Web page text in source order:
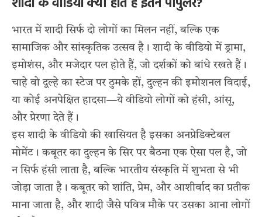
भारत में शादी सिर्फ दो लोगों का मिलन नहीं, बल्कि एक
सामाजिक और सांस्कृतिक उत्सव है। शादी के वीडियो में ड्रामा,
इमोशंस, और मजेदार पल होते हैं, जो दर्शकों को बांधे रखते हैं।
चाहे वो दूल्हे का स्टेज पर ठुमके हों, दुल्हन की इमोशनल विदाई,
या कोई अनपेक्षित हादसा—ये वीडियो लोगों को हंसी, आंसू,
और प्रेरणा देते हैं।
इस शादी के वीडियो की खासियत है इसका अनप्रेडिक्टेबल
मोमेंट। कबूतर का दुल्हन के सिर पर बैठना एक ऐसा पल है, जो
न सिर्फ हंसी लाता है, बल्कि भारतीय संस्कृति में शुभता से भी
जोड़ा जाता है। कबूतर को शांति, प्रेम, और आशीर्वाद का प्रतीक
माना जाता है, और शादी जैसे पवित्र मौके पर उसका आना लोगों